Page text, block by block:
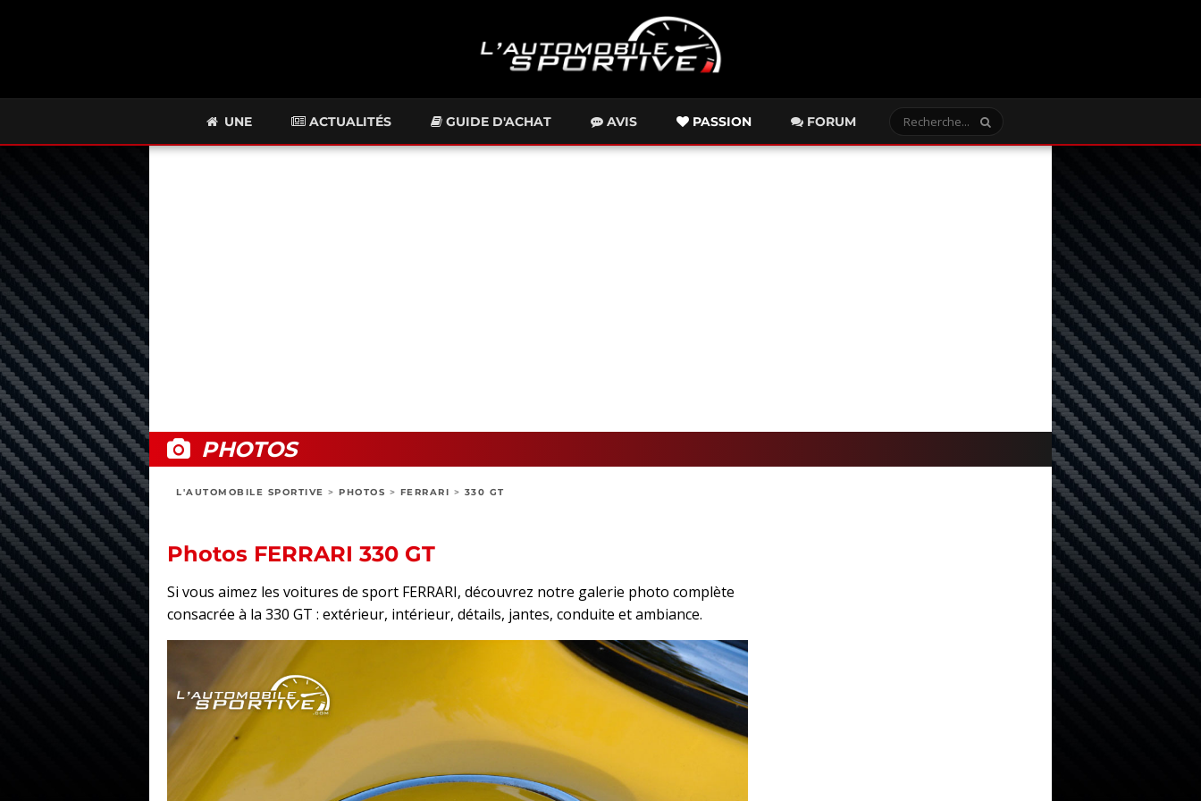
UNE ACTUALITÉS GUIDE D'ACHAT AVIS PASSION FORUM
PHOTOS
L'AUTOMOBILE SPORTIVE > PHOTOS > FERRARI > 330 GT
Photos FERRARI 330 GT
Si vous aimez les voitures de sport FERRARI, découvrez notre galerie photo complète
consacrée à la 330 GT : extérieur, intérieur, détails, jantes, conduite et ambiance.